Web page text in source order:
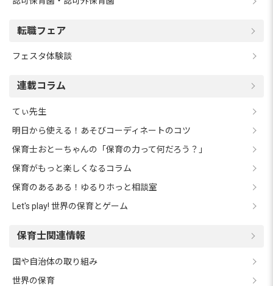
転職フェア
フェスタ体験談
連載コラム
てぃ先生
明日から使える！あそびコーディネートのコツ
保育士おとーちゃんの「保育の力って何だろう？」
保育がもっと楽しくなるコラム
保育のあるある！ゆるりホっと相談室
Let's play! 世界の保育とゲーム
保育士関連情報
国や自治体の取り組み
世界の保育